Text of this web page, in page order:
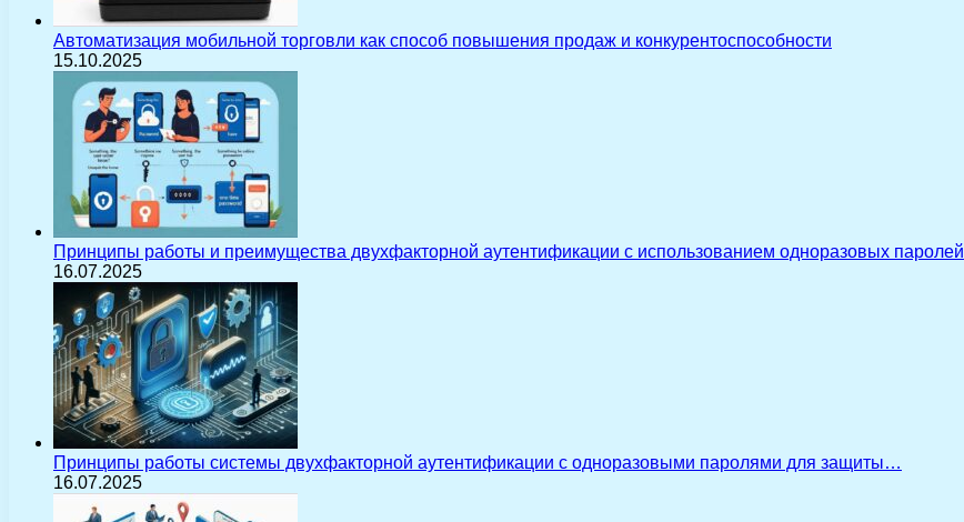
Автоматизация мобильной торговли как способ повышения продаж и конкурентоспособности
15.10.2025
Принципы работы и преимущества двухфакторной аутентификации с использованием одноразовых паролей
16.07.2025
Принципы работы системы двухфакторной аутентификации с одноразовыми паролями для защиты…
16.07.2025